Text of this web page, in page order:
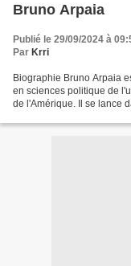
Bruno Arpaia
Publié le 29/09/2024 à
Par Krri
Biographie Bruno Arpaia
en sciences politique de
de l'Amérique. Il se lance